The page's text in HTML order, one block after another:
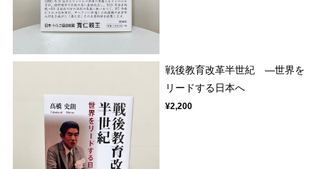
戦後教育改革半世紀 ―世界を
リードする日本へ
¥2,200